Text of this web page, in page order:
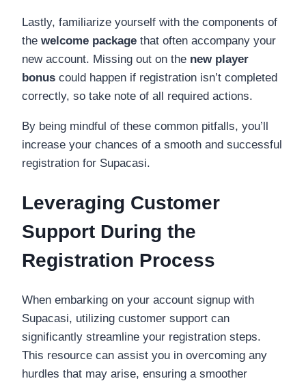
Lastly, familiarize yourself with the components of
the welcome package that often accompany your
new account. Missing out on the new player
bonus could happen if registration isn’t completed
correctly, so take note of all required actions.
By being mindful of these common pitfalls, you’ll
increase your chances of a smooth and successful
registration for Supacasi.
Leveraging Customer
Support During the
Registration Process
When embarking on your account signup with
Supacasi, utilizing customer support can
significantly streamline your registration steps.
This resource can assist you in overcoming any
hurdles that may arise, ensuring a smoother